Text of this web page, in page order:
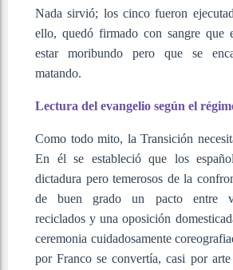
Nada sirvió; los cinco fueron
ello, quedó firmado con sangre que
estar moribundo pero que se
matando.
Lectura del evangelio según el
Como todo mito, la Transición
En él se estableció que los
dictadura pero temerosos de la
de buen grado un pacto entre
reciclados y una oposición
ceremonia cuidadosamente
por Franco se convertía, casi por